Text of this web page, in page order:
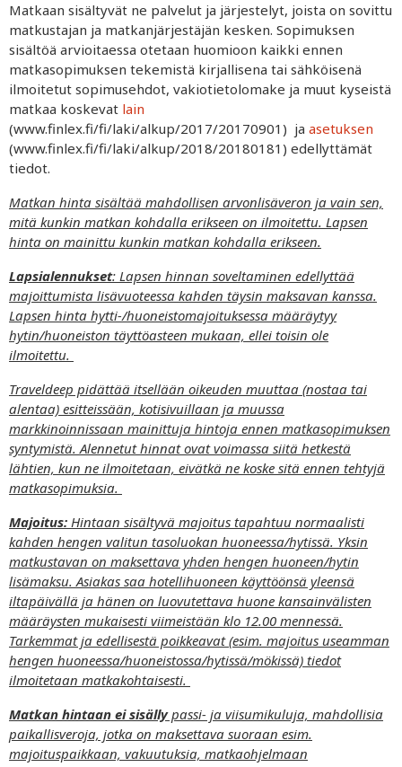
Matkaan sisältyvät ne palvelut ja järjestelyt, joista on sovittu
matkustajan ja matkanjärjestäjän kesken. Sopimuksen
sisältöä arvioitaessa otetaan huomioon kaikki ennen
matkasopimuksen tekemistä kirjallisena tai sähköisenä
ilmoitetut sopimusehdot, vakiotietolomake ja muut kyseistä
matkaa koskevat lain
(www.finlex.fi/fi/laki/alkup/2017/20170901) ja asetuksen
(www.finlex.fi/fi/laki/alkup/2018/20180181) edellyttämät
tiedot.
Matkan hinta sisältää mahdollisen arvonlisäveron ja vain sen,
mitä kunkin matkan kohdalla erikseen on ilmoitettu. Lapsen
hinta on mainittu kunkin matkan kohdalla erikseen.
Lapsialennukset: Lapsen hinnan soveltaminen edellyttää
majoittumista lisävuoteessa kahden täysin maksavan kanssa.
Lapsen hinta hytti-/huoneistomajoituksessa määräytyy
hytin/huoneiston täyttöasteen mukaan, ellei toisin ole
ilmoitettu.
Traveldeep pidättää itsellään oikeuden muuttaa (nostaa tai
alentaa) esitteissään, kotisivuillaan ja muussa
markkinoinnissaan mainittuja hintoja ennen matkasopimuksen
syntymistä. Alennetut hinnat ovat voimassa siitä hetkestä
lähtien, kun ne ilmoitetaan, eivätkä ne koske sitä ennen tehtyjä
matkasopimuksia.
Majoitus: Hintaan sisältyvä majoitus tapahtuu normaalisti
kahden hengen valitun tasoluokan huoneessa/hytissä. Yksin
matkustavan on maksettava yhden hengen huoneen/hytin
lisämaksu. Asiakas saa hotellihuoneen käyttöönsä yleensä
iltapäivällä ja hänen on luovutettava huone kansainvälisten
määräysten mukaisesti viimeistään klo 12.00 mennessä.
Tarkemmat ja edellisestä poikkeavat (esim. majoitus useamman
hengen huoneessa/huoneistossa/hytissä/mökissä) tiedot
ilmoitetaan matkakohtaisesti.
Matkan hintaan ei sisällypassi- ja viisumikuluja, mahdollisia
paikallisveroja, jotka on maksettava suoraan esim.
majoituspaikkaan, vakuutuksia, matkaohjelmaan